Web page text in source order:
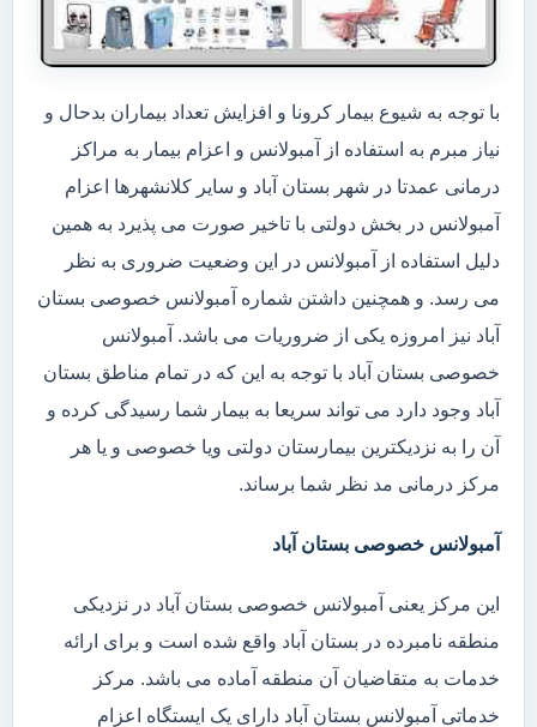
با توجه به شیوع بیمار کرونا و افزایش تعداد بیماران بدحال و
نیاز مبرم به استفاده از آمبولانس و اعزام بیمار به مراکز
درمانی عمدتا در شهر بستان آباد و سایر کلانشهرها اعزام
آمبولانس در بخش دولتی با تاخیر صورت می پذیرد به همین
دلیل استفاده از آمبولانس در این وضعیت ضروری به نظر
می رسد. و همچنین داشتن شماره آمبولانس خصوصی بستان
آباد نیز امروزه یکی از ضروریات می باشد. آمبولانس
خصوصی بستان آباد با توجه به این که در تمام مناطق بستان
آباد وجود دارد می تواند سریعا به بیمار شما رسیدگی کرده و
آن را به نزدیکترین بیمارستان دولتی ویا خصوصی و یا هر
مرکز درمانی مد نظر شما برساند.
آمبولانس خصوصی بستان آباد
این مرکز یعنی آمبولانس خصوصی بستان آباد در نزدیکی
منطقه نامبرده در بستان آباد واقع شده است و برای ارائه
خدمات به متقاضیان آن منطقه آماده می باشد. مرکز
خدماتی آمبولانس بستان آباد دارای یک ایستگاه اعزام